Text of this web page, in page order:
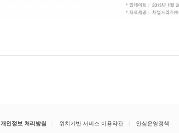
개인정보 처리방침 위치기반 서비스 이용약관 안심운영정책